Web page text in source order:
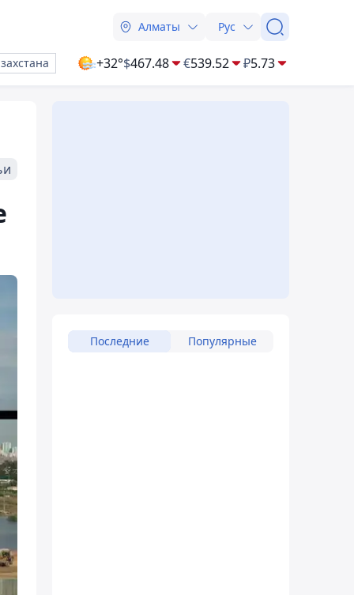
Алматы Рус
+32°$467.48 €539.52 ₽5.73
Последние Популярные